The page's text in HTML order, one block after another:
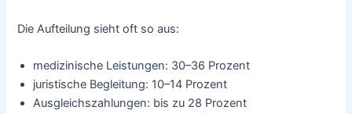
Die Aufteilung sieht oft so aus:
medizinische Leistungen: 30–36 Prozent
juristische Begleitung: 10–14 Prozent
Ausgleichszahlungen: bis zu 28 Prozent